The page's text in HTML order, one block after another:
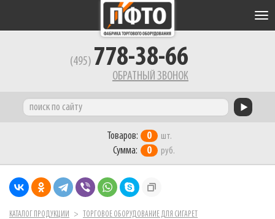
(495) 778-38-66
ОБРАТНЫЙ ЗВОНОК
Товаров: 0 шт.
Сумма: 0 руб.
КАТАЛОГ ПРОДУКЦИИ
ТОРГОВОЕ ОБОРУДОВАНИЕ ДЛЯ СИГАРЕТ